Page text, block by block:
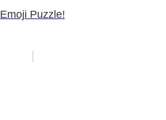
Emoji Puzzle!